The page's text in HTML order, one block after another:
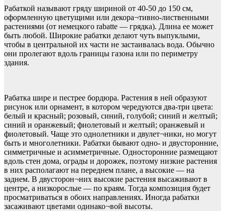
Рабаткой называют гряду шириной от 40-50 до 150 см,
оформленную цветущими или декора¬тивно-лиственными
растениями (от немецкого rabatte — грядка). Длина ее может
быть любой. Широкие рабатки делают чуть выпуклыми,
чтобы в центральной их части не застаивалась вода. Обычно
они пролегают вдоль границы газона или по периметру
здания.
Рабатка шире и пестрее бордюра. Растения в ней образуют
рисунок или орнамент, в котором чередуются два-три цвета:
белый и красный; розовый, синий, голубой; синий и желтый;
синий и оранжевый; фиолетовый и желтый; оранжевый и
фиолетовый. Чаще это однолетники и двулет¬ники, но могут
быть и многолетники. Рабатки бывают одно- и двусторонние,
симметричные и асимметричные. Односторонние размещают
вдоль стен дома, ограды и дорожек, поэтому низкие растения
в них располагают на переднем плане, а высокие — на
заднем. В двусторон¬них высокие растения высаживают в
центре, а низкорослые — по краям. Тогда композиция будет
просматриваться в обоих направлениях. Иногда рабатки
засаживают цветами одинако¬вой высоты.